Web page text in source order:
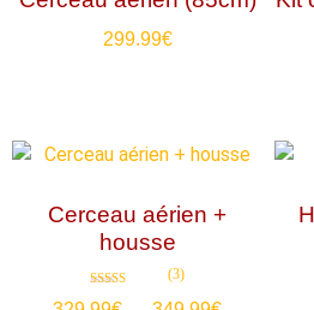
299.99€
Cerceau aérien +
housse
(3)